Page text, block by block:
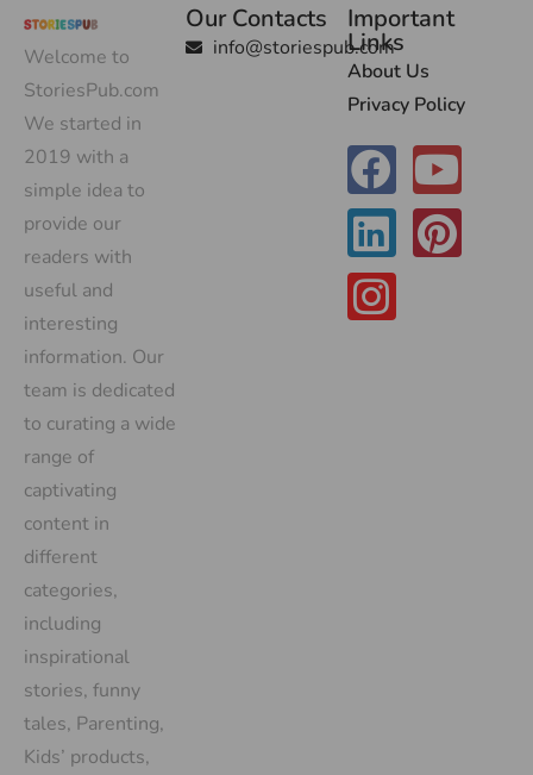
Welcome to
StoriesPub.com
We started in
2019 with a
simple idea to
provide our
readers with
useful and
interesting
information. Our
team is dedicated
to curating a wide
range of
captivating
content in
different
categories,
including
inspirational
stories, funny
tales, Parenting,
Kids’ products,
Our Contacts
info@storiespub.com
Important
Links
About Us
Privacy Policy